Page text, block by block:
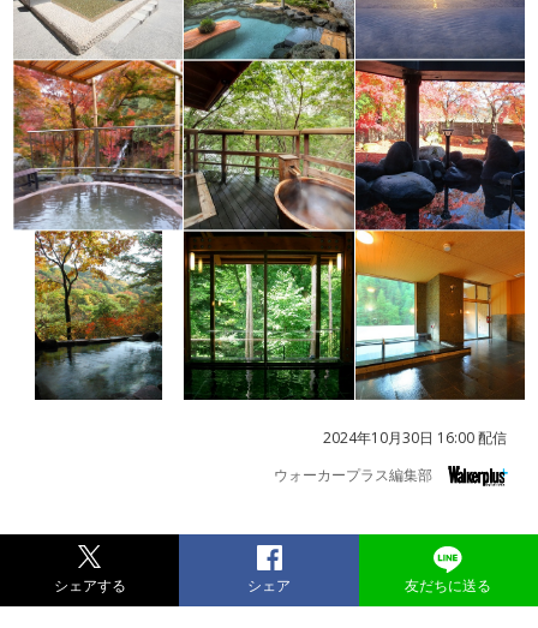
2024年10月30日 16:00 配信
ウォーカープラス編集部
シェアする シェア 友だちに送る